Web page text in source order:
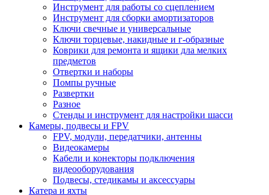
Инструмент для работы со сцеплением
Инструмент для сборки амортизаторов
Ключи свечные и универсальные
Ключи торцевые, накидные и г-образные
Коврики для ремонта и ящики дла мелких
предметов
Отвертки и наборы
Помпы ручные
Развертки
Разное
Стенды и инструмент для настройки шасси
Камеры, подвесы и FPV
FPV, модули, передатчики, антенны
Видеокамеры
Кабели и конекторы подключения
видеооборудования
Подвесы, стедикамы и аксессуары
Катера и яхты